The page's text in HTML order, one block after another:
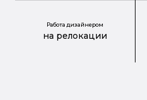
Работа дизайнером
на релокации